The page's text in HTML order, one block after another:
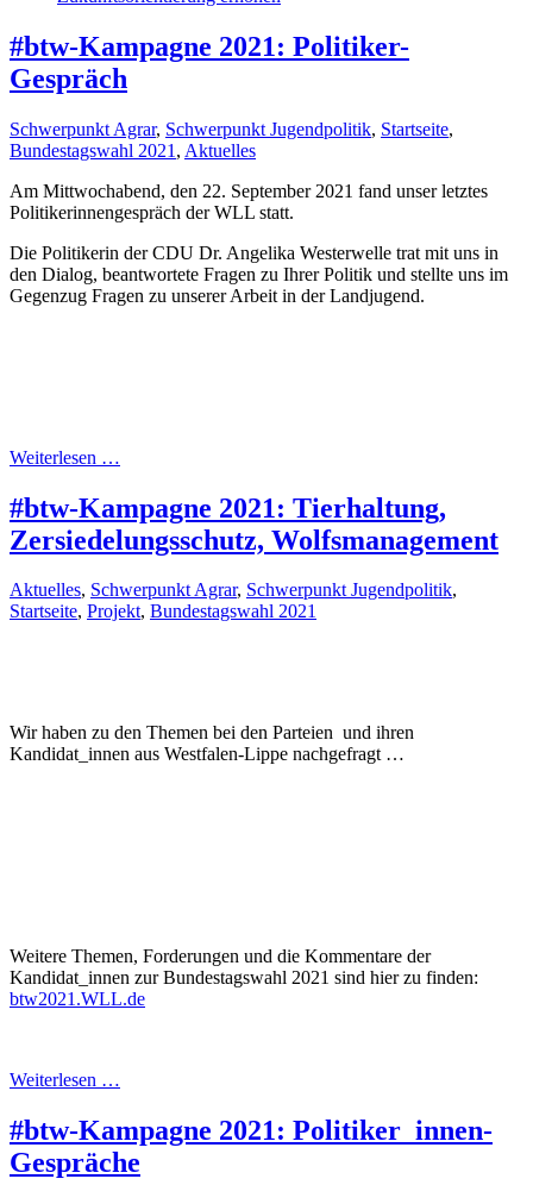
#btw-Kampagne 2021: Politiker-
Gespräch
Schwerpunkt Agrar, Schwerpunkt Jugendpolitik, Startseite,
Bundestagswahl 2021 , Aktuelles
Am Mittwochabend, den 22. September 2021 fand unser letztes
Politikerinnengespräch der WLL statt.
Die Politikerin der CDU Dr. Angelika Westerwelle trat mit uns in
den Dialog, beantwortete Fragen zu Ihrer Politik und stellte uns im
Gegenzug Fragen zu unserer Arbeit in der Landjugend.
Weiterlesen …
#btw-Kampagne 2021: Tierhaltung,
Zersiedelungsschutz, Wolfsmanagement
Aktuelles, Schwerpunkt Agrar, Schwerpunkt Jugendpolitik,
Startseite, Projekt, Bundestagswahl 2021
Wir haben zu den Themen bei den Parteien und ihren
Kandidat_innen aus Westfalen-Lippe nachgefragt …
Weitere Themen, Forderungen und die Kommentare der
Kandidat_innen zur Bundestagswahl 2021 sind hier zu finden:
btw2021.WLL.de
Weiterlesen …
#btw-Kampagne 2021: Politiker_innen-
Gespräche